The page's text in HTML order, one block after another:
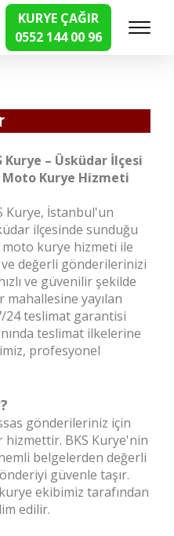
KURYE ÇAĞIR
0552 144 00 96
Hizmetleri
Kurye – Üsküdar İlçesi
Moto Kurye Hizmeti
Kurye, İstanbul'un
ilçesinde sunduğu
moto kurye hizmeti ile
ve değerli gönderilerinizi
ve güvenilir şekilde
mahallesine yayılan
24 teslimat garantisi
teslimat ilkelerine
profesyonel
gönderileriniz için
hizmettir. BKS Kurye'nin
belgelerden değerli
güvenle taşır.
ekibimiz tarafından
edilir.